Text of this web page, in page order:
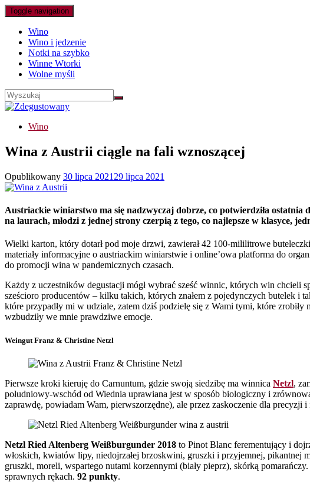
Toggle navigation
Wino
Wino i jedzenie
Notki na szybko
Winne Wtorki
Wolne myśli
Wino
Wina z Austrii ciągle na fali wznoszącej
Opublikowany 30 lipca 2021 29 lipca 2021
Austriackie winiarstwo ma się nadzwyczaj dobrze, co potwierdziła ostatnia
na laurach, młodzi z jednej strony czerpią z tego, co najlepsze w klasyce,
Wielki karton, który dotarł pod moje drzwi, zawierał 42 100-mililitrowe
materiały informacyjne o austriackim winiarstwie i online’owa platforma do
do promocji wina w pandemicznych czasach.
Każdy z uczestników degustacji mógł wybrać sześć winnic, których win chcieli
sześcioro producentów – kilku takich, których znałem z pojedynczych butelek i
które przypadły mi w udziale, zatem dziś podzielę się z Wami tymi, które
wzbudziły we mnie prawdziwe emocje.
Weingut Franz & Christine Netzl
Pierwsze kroki kieruję do Carnuntum, gdzie swoją siedzibę ma winnica Netzl,
południowy-wschód od Wiednia uprawiana jest w sposób biologiczny i
zaprawdę, powiadam Wam, pierwszorzędne), ale przez zaskoczenie dla precyzji
Netzl Ried Altenberg Weißburgunder 2018 to Pinot Blanc ferementujący i
włoskich, kwiatów lipy, niedojrzałej brzoskwini, gruszki i przyjemnej, pikantnej
gruszki, moreli, wspartego nutami korzennymi (biały pieprz), skórką
sprawnych rękach. 92 punkty.